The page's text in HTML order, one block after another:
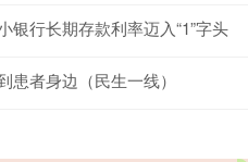
银行长期存款利率迈入“1”字头
患者身边（民生一线）